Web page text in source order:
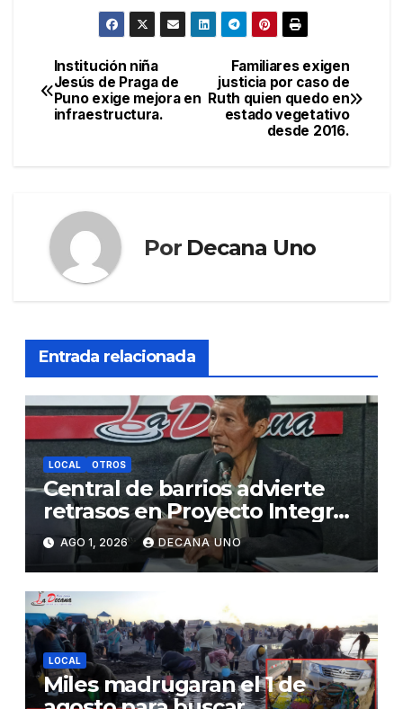
Navegación
de
Familiares exigen
justicia por caso de
Ruth quien quedo en
estado vegetativo
desde 2016.
Institución niña
Jesús de Praga de
Puno exige mejora en
infraestructura.
Por Decana Uno
Entrada relacionada
LOCAL OTROS
Central de barrios advierte
retrasos en Proyecto Integral
de Agua y Alcantarillado para
Juliaca
AGO 1, 2026 DECANA UNO
LOCAL
Miles madrugaran el 1 de